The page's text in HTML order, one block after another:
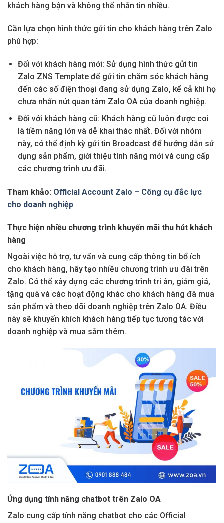
khách hàng bận và không thể nhắn tin nhiều.
Cần lựa chọn hình thức gửi tin cho khách hàng trên Zalo
phù hợp:
Đối với khách hàng mới: Sử dụng hình thức gửi tin
Zalo ZNS Template để gửi tin chăm sóc khách hàng
đến các số điện thoại đang sử dụng Zalo, kể cả khi họ
chưa nhấn nút quan tâm Zalo OA của doanh nghiệp.
Đối với khách hàng cũ: Khách hàng cũ luôn được coi
là tiềm năng lớn và dễ khai thác nhất. Đối với nhóm
này, có thể định kỳ gửi tin Broadcast để hướng dẫn sử
dụng sản phẩm, giới thiệu tính năng mới và cung cấp
các chương trình ưu đãi.
Tham khảo: Official Account Zalo – Công cụ đắc lực
cho doanh nghiệp
Thực hiện nhiều chương trình khuyến mãi thu hút khách
hàng
Ngoài việc hỗ trợ, tư vấn và cung cấp thông tin bổ ích
cho khách hàng, hãy tạo nhiều chương trình ưu đãi trên
Zalo. Có thể xây dựng các chương trình tri ân, giảm giá,
tặng quà và các hoạt động khác cho khách hàng đã mua
sản phẩm và theo dõi doanh nghiệp trên Zalo OA. Điều
này sẽ khuyến khích khách hàng tiếp tục tương tác với
doanh nghiệp và mua sắm thêm.
Ứng dụng tính năng chatbot trên Zalo OA
Zalo cung cấp tính năng chatbot cho các Official